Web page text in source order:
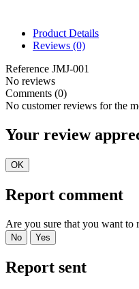
Product Details
Reviews (0)
Reference JMJ-001
No reviews
Comments (0)
No customer reviews for the
Your review
OK
Report comment
Are you sure that you want to
No Yes
Report sent